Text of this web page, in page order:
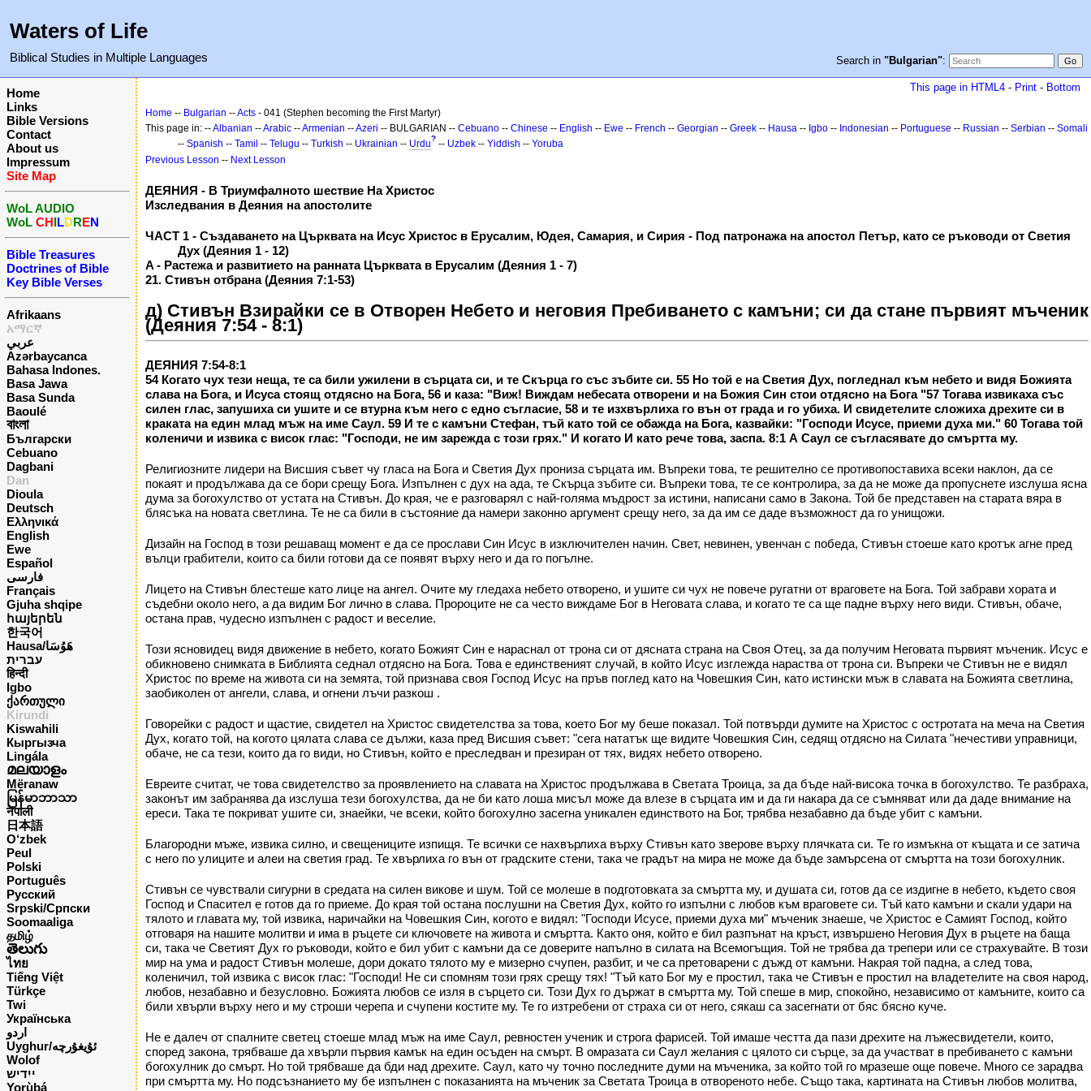
Waters of Life
Biblical Studies in Multiple Languages Search in "Bulgarian":
Home
Links
Bible Versions
Contact
About us
Impressum
Site Map
WoL AUDIO
WoL CHILDREN
Bible Treasures
Doctrines of Bible
Key Bible Verses
Afrikaans
አማርኛ
عربي
Azərbaycanca
Bahasa Indones.
Basa Jawa
Basa Sunda
Baoulé
বাংলা
Български
Cebuano
Dagbani
Dan
Dioula
Deutsch
Ελληνικά
English
Ewe
Español
فارسی
Français
Gjuha shqipe
հայերեն
한국어
Hausa/هَوُسَا
עברית
हिन्दी
Igbo
ქართული
Kirundi
Kiswahili
Кыргызча
Lingála
മലയാളം
Mëranaw
မြန်မာဘာသာ
नेपाली
日本語
O‘zbek
Peul
Polski
Português
Русский
Srpski/Српски
Soomaaliga
தமிழ்
తెలుగు
ไทย
Tiếng Việt
Türkçe
Twi
Українська
اردو
Uyghur/ئۇيغۇرچه
Wolof
ייִדיש
Yorùbá
This page in HTML4 - Print - Bottom
Home -- Bulgarian --Acts - 041 (Stephen becoming the First Martyr)
This page in: --Albanian --Arabic --Armenian --Azeri -- BULGARIAN -- Cebuano -- Chinese -- English -- Ewe -- French -- Georgian -- Greek -- Hausa -- Igbo -- Indonesian -- Portuguese -- Russian -- Serbian -- Somali
-- Spanish -- Tamil -- Telugu -- Turkish -- Ukrainian -- Urdu? -- Uzbek -- Yiddish -- Yoruba
Previous Lesson -- Next Lesson
ДЕЯНИЯ - В Триумфалното шествие На Христос
Изследвания в Деяния на апостолите
ЧАСТ 1 - Създаването на Църквата на Исус Христос в Ерусалим, Юдея, Самария, и Сирия - Под патронажа на апостол Петър, като се ръководи от Светия
Дух (Деяния 1 - 12)
A - Растежа и развитието на ранната Църквата в Ерусалим (Деяния 1 - 7)
21. Стивън отбрана (Деяния 7:1-53)
д) Стивън Взирайки се в Отворен Небето и неговия Пребиването с камъни; си да стане първият мъченик
(Деяния 7:54 - 8:1)
ДЕЯНИЯ 7:54-8:1
54 Когато чух тези неща, те са били ужилени в сърцата си, и те Скърца го със зъбите си. 55 Но той е на Светия Дух, погледнал към небето и видя Божията
слава на Бога, и Исуса стоящ отдясно на Бога, 56 и каза: "Виж! Виждам небесата отворени и на Божия Син стои отдясно на Бога "57 Тогава извикаха със
силен глас, запушиха си ушите и се втурна към него с едно съгласие, 58 и те изхвърлиха го вън от града и го убиха. И свидетелите сложиха дрехите си в
краката на един млад мъж на име Саул. 59 И те с камъни Стефан, тъй като той се обажда на Бога, казвайки: "Господи Исусе, приеми духа ми." 60 Тогава той
коленичи и извика с висок глас: "Господи, не им зарежда с този грях." И когато И като рече това, заспа. 8:1 А Саул се съгласявате до смъртта му.
Религиозните лидери на Висшия съвет чу гласа на Бога и Светия Дух прониза сърцата им. Въпреки това, те решително се противопоставиха всеки наклон, да се
покаят и продължава да се бори срещу Бога. Изпълнен с дух на ада, те Скърца зъбите си. Въпреки това, те се контролира, за да не може да пропуснете изслуша ясна
дума за богохулство от устата на Стивън. До края, че е разговарял с най-голяма мъдрост за истини, написани само в Закона. Той бе представен на старата вяра в
блясъка на новата светлина. Те не са били в състояние да намери законно аргумент срещу него, за да им се даде възможност да го унищожи.
Дизайн на Господ в този решаващ момент е да се прослави Син Исус в изключителен начин. Свет, невинен, увенчан с победа, Стивън стоеше като кротък агне пред
вълци грабители, които са били готови да се появят върху него и да го погълне.
Лицето на Стивън блестеше като лице на ангел. Очите му гледаха небето отворено, и ушите си чух не повече ругатни от враговете на Бога. Той забрави хората и
съдебни около него, а да видим Бог лично в слава. Пророците не са често виждаме Бог в Неговата слава, и когато те са ще падне върху него види. Стивън, обаче,
остана прав, чудесно изпълнен с радост и веселие.
Този ясновидец видя движение в небето, когато Божият Син е нараснал от трона си от дясната страна на Своя Отец, за да получим Неговата първият мъченик. Исус е
обикновено снимката в Библията седнал отдясно на Бога. Това е единственият случай, в който Исус изглежда нараства от трона си. Въпреки че Стивън не е видял
Христос по време на живота си на земята, той признава своя Господ Исус на пръв поглед като на Човешкия Син, като истински мъж в славата на Божията светлина,
заобиколен от ангели, слава, и огнени лъчи разкош .
Говорейки с радост и щастие, свидетел на Христос свидетелства за това, което Бог му беше показал. Той потвърди думите на Христос с остротата на меча на Светия
Дух, когато той, на когото цялата слава се дължи, каза пред Висшия съвет: "сега нататък ще видите Човешкия Син, седящ отдясно на Силата "нечестиви управници,
обаче, не са тези, които да го види, но Стивън, който е преследван и презиран от тях, видях небето отворено.
Евреите считат, че това свидетелство за проявлението на славата на Христос продължава в Светата Троица, за да бъде най-висока точка в богохулство. Те разбраха,
законът им забранява да изслуша тези богохулства, да не би като лоша мисъл може да влезе в сърцата им и да ги накара да се съмняват или да даде внимание на
ереси. Така те покриват ушите си, знаейки, че всеки, който богохулно засегна уникален единството на Бог, трябва незабавно да бъде убит с камъни.
Благородни мъже, извика силно, и свещениците изпищя. Те всички се нахвърлиха върху Стивън като зверове върху плячката си. Те го измъкна от къщата и се затича
с него по улиците и алеи на светия град. Те хвърлиха го вън от градските стени, така че градът на мира не може да бъде замърсена от смъртта на този богохулник.
Стивън се чувствали сигурни в средата на силен викове и шум. Той се молеше в подготовката за смъртта му, и душата си, готов да се издигне в небето, където своя
Господ и Спасител е готов да го приеме. До края той остана послушни на Светия Дух, който го изпълни с любов към враговете си. Тъй като камъни и скали удари на
тялото и главата му, той извика, наричайки на Човешкия Син, когото е видял: "Господи Исусе, приеми духа ми" мъченик знаеше, че Христос е Самият Господ, който
отговаря на нашите молитви и има в ръцете си ключовете на живота и смъртта. Както оня, който е бил разпънат на кръст, извършено Неговия Дух в ръцете на баща
си, така че Светият Дух го ръководи, който е бил убит с камъни да се доверите напълно в силата на Всемогъщия. Той не трябва да трепери или се страхувайте. В този
мир на ума и радост Стивън молеше, дори докато тялото му е мизерно счупен, разбит, и че са претоварени с дъжд от камъни. Накрая той падна, а след това,
коленичил, той извика с висок глас: "Господи! Не си спомням този грях срещу тях! "Тъй като Бог му е простил, така че Стивън е простил на владетелите на своя народ,
любов, незабавно и безусловно. Божията любов се изля в сърцето си. Този Дух го държат в смъртта му. Той спеше в мир, спокойно, независимо от камъните, които са
били хвърли върху него и му строши черепа и счупени костите му. Те го изтребени от страха си от него, сякаш са засегнати от бяс бясно куче.
Не е далеч от спалните светец стоеше млад мъж на име Саул, ревностен ученик и строга фарисей. Той имаше честта да пази дрехите на лъжесвидетели, които,
според закона, трябваше да хвърли първия камък на един осъден на смърт. В омразата си Саул желания с цялото си сърце, за да участват в пребиването с камъни
богохулник до смърт. Но той трябваше да бди над дрехите. Саул, като чу точно последните думи на мъченика, за който той го мразеше още повече. Много се зарадва
при смъртта му. Но подсъзнанието му бе изпълнен с показанията на мъченик за Светата Троица в отвореното небе. Също така, картината на Стивън любов молитва,